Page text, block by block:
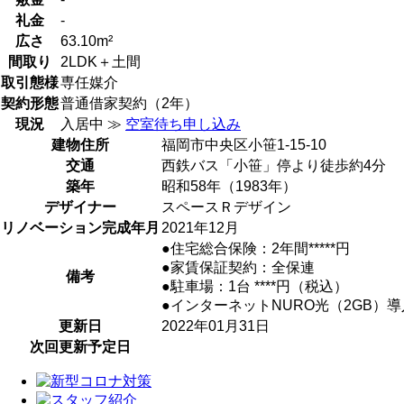
礼金
-
広さ
63.10m²
間取り
2LDK＋土間
取引態様専任媒介
契約形態普通借家契約（2年）
現況
入居中 ≫ 空室待ち申し込み
建物住所
福岡市中央区小笹1-15-10
交通
西鉄バス「小笹」停より徒歩約4分
築年
昭和58年（1983年）
デザイナー
スペースＲデザイン
リノベーション完成年月 2021年12月
備考
●住宅総合保険：2年間*****円
●家賃保証契約：全保連
●駐車場：1台 ****円（税込）
●インターネットNURO光（2GB）
更新日
2022年01月31日
次回更新予定日